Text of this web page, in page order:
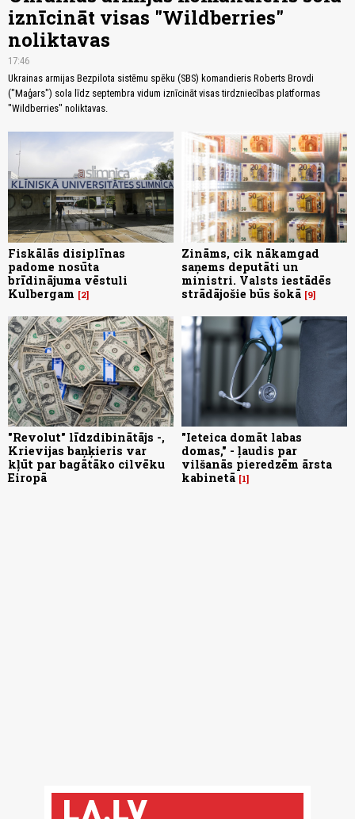
iznīcināt visas "Wildberries"
noliktavas
17:46
Ukrainas armijas Bezpilota sistēmu spēku (SBS) komandieris Roberts Brovdi
("Maģars") sola līdz septembra vidum iznīcināt visas tirdzniecības platformas
"Wildberries" noliktavas.
Fiskālās disiplīnas
padome nosūta
brīdinājuma vēstuli
Kulbergam
2
Zināms, cik nākamgad
saņems deputāti un
ministri. Valsts iestādēs
strādājošie būs šokā 9
"Revolut" līdzdibinātājs -,
Krievijas baņķieris var
kļūt par bagātāko cilvēku
Eiropā
"Ieteica domāt labas
domas," - ļaudis par
vilšanās pieredzēm ārsta
kabinetā 1